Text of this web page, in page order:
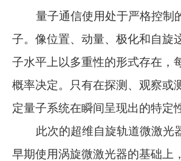
量子通信使用处于严格控制
子。像位置、动量、极化和自旋
子水平上以多重性的形式存在，
概率决定。只有在探测、观察或
定量子系统在瞬间呈现出的特定
此次的超维自旋轨道微激光
早期使用涡旋微激光器的基础上